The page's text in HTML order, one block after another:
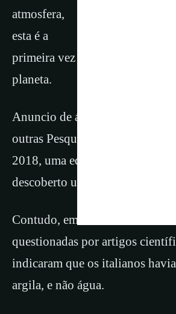
atmosfera,
esta é a
primeira vez que água líquida
planeta.
Anuncio de água em Marte já
outras Pesquisas, mas foram
2018, uma equipe italiana
descoberto um lago no planeta.
Contudo, em 2021 as evidências
questionadas por artigos
indicaram que os italianos
argila, e não água.